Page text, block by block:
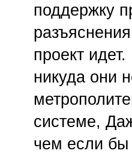
поддержку
проект
никуда они
системе,
чем если бы